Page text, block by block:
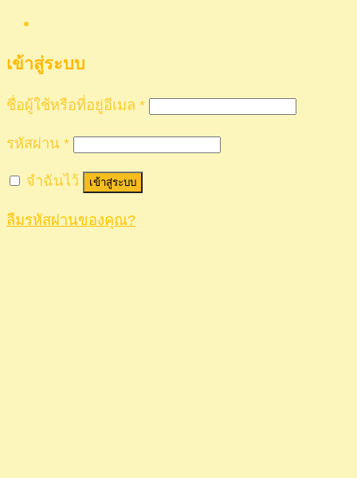
เข้าสู่ระบบ
ชื่อผู้ใช้หรือที่อยู่อีเมล *
รหัสผ่าน *
จำฉันไว้ เข้าสู่ระบบ
ลืมรหัสผ่านของคุณ?